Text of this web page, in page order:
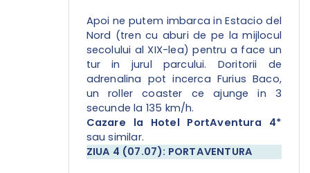
Apoi ne putem imbarca in Estacio del
Nord (tren cu aburi de pe la mijlocul
secolului al XIX-lea) pentru a face un
tur in jurul parcului. Doritorii de
adrenalina pot incerca Furius Baco,
un roller coaster ce ajunge in 3
secunde la 135 km/h.
Cazare la Hotel PortAventura 4*
sau similar.
ZIUA 4 (07.07): PORTAVENTURA